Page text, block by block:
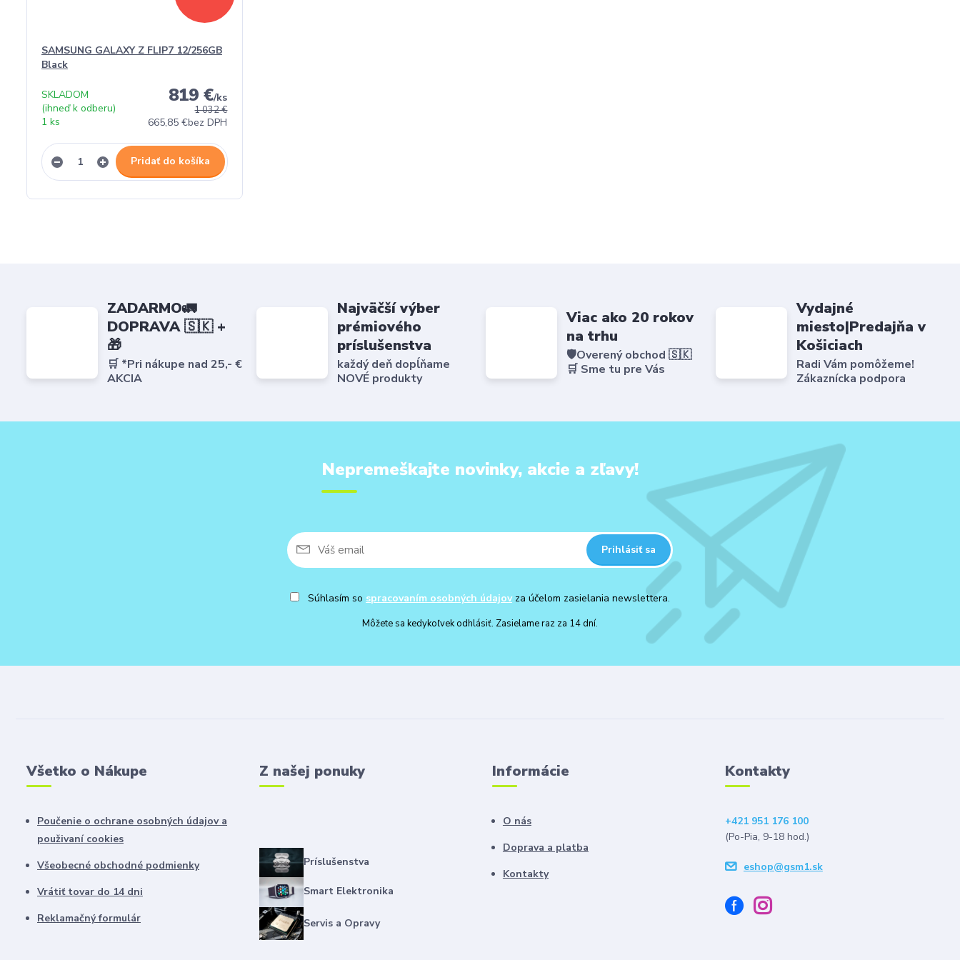
SAMSUNG GALAXY Z FLIP7 12/256GB
Black
1 032 €
819 €/ks
665,85 €bez DPH
SKLADOM
(ihneď k odberu)
1 ks
Pridať do košíka
ZADARMO🚛
DOPRAVA 🇸🇰 +
🎁
🛒 *Pri nákupe nad 25,- €
AKCIA
Najväčší výber
prémiového
príslušenstva
každý deň dopĺňame
NOVÉ produkty
Viac ako 20 rokov
na trhu
🛡️Overený obchod 🇸🇰
🛒 Sme tu pre Vás
Vydajné
miesto|Predajňa v
Košiciach
Radi Vám pomôžeme!
Zákaznícka podpora
Nepremeškajte novinky, akcie a zľavy!
Prihlásiť sa
Súhlasím so spracovaním osobných údajovza účelom zasielania newslettera.
Môžete sa kedykoľvek odhlásiť. Zasielame raz za 14 dní.
Všetko o Nákupe
Poučenie o ochrane osobných údajov a
použivaní cookies
Všeobecné obchodné podmienky
Vrátiť tovar do 14 dni
Reklamačný formulár
Z našej ponuky
Príslušenstva
Smart Elektronika
Servis a Opravy
Informácie
O nás
Doprava a platba
Kontakty
Kontakty
+421 951 176 100
(Po-Pia, 9-18 hod.)
eshop@gsm1.sk